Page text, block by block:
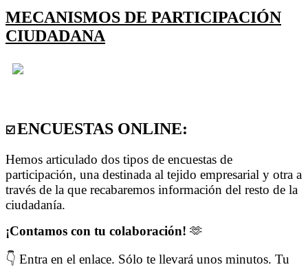
MECANISMOS DE PARTICIPACIÓN
CIUDADANA
☑️ ENCUESTAS ONLINE:
Hemos articulado dos tipos de encuestas de
participación, una destinada al tejido empresarial y otra a
través de la que recabaremos información del resto de la
ciudadanía.
¡Contamos con tu colaboración! 🫶
👇 Entra en el enlace. Sólo te llevará unos minutos. Tu